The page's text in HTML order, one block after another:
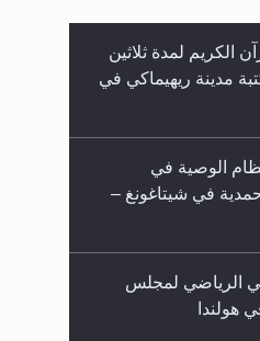
الكريم لمدة ثلاثين
مدينة ريهيماكي في
الوصية في
في شيتاغونغ –
الرياضي لمجلس
هولندا